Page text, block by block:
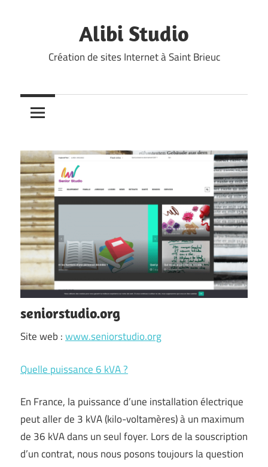
Alibi Studio
Création de sites Internet à Saint Brieuc
seniorstudio.org
Site web :www.seniorstudio.org
Quelle puissance 6 kVA ?
En France, la puissance d’une installation électrique
peut aller de 3 kVA (kilo-voltamères) à un maximum
de 36 kVA dans un seul foyer. Lors de la souscription
d’un contrat, nous nous posons toujours la question